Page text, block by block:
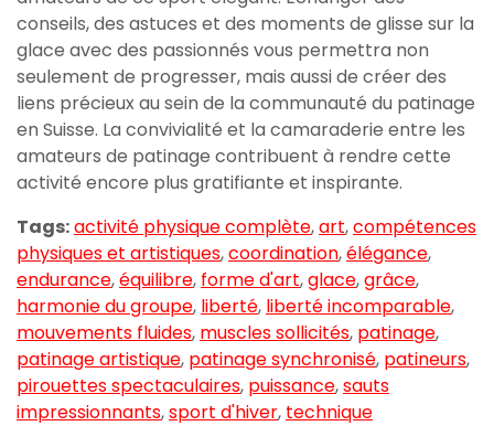
conseils, des astuces et des moments de glisse sur la
glace avec des passionnés vous permettra non
seulement de progresser, mais aussi de créer des
liens précieux au sein de la communauté du patinage
en Suisse. La convivialité et la camaraderie entre les
amateurs de patinage contribuent à rendre cette
activité encore plus gratifiante et inspirante.
Tags:activité physique complète,art,compétences
physiques et artistiques,coordination,élégance,
endurance,équilibre, forme d'art,glace,grâce,
harmonie du groupe, liberté, liberté incomparable,
mouvements fluides, muscles sollicités, patinage,
patinage artistique, patinage synchronisé, patineurs,
pirouettes spectaculaires, puissance,sauts
impressionnants,sport d'hiver, technique